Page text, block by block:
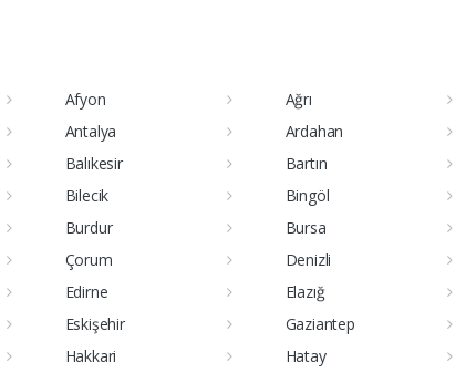
Afyon
Ağrı
Antalya
Ardahan
Balıkesir
Bartın
Bilecik
Bingöl
Burdur
Bursa
Çorum
Denizli
Edirne
Elazığ
Eskişehir
Gaziantep
Hakkari
Hatay